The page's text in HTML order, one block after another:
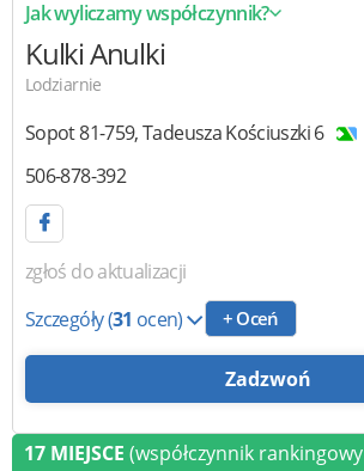
Jak wyliczamy współczynnik?
Kulki Anulki
Lodziarnie
Sopot81-759,Tadeusza Kościuszki 6
506-878-392
zgłoś do aktualizacji
Szczegóły(31 ocen) + Oceń
Zadzwoń
17 MIEJSCE (współczynnik rankingowy